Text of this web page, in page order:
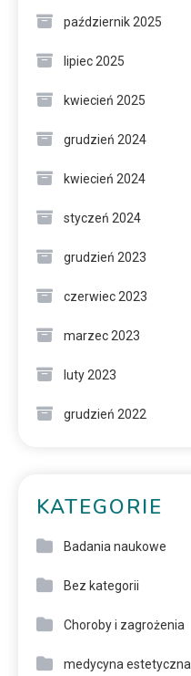
październik 2025
lipiec 2025
kwiecień 2025
grudzień 2024
kwiecień 2024
styczeń 2024
grudzień 2023
czerwiec 2023
marzec 2023
luty 2023
grudzień 2022
KATEGORIE
Badania naukowe
Bez kategorii
Choroby i zagrożenia
medycyna estetyczna